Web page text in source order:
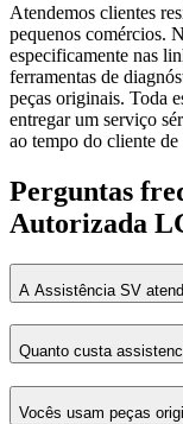
Atendemos clientes
pequenos comércios.
especificamente nas
ferramentas de
peças originais. Toda
entregar um serviço
ao tempo do cliente de
Perguntas
Autorizada
A Assistência SV
Quanto custa
Vocês usam peças